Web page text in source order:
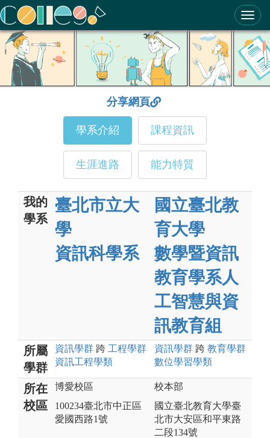
ColleGo! 大學選才與高中育才輔助系統
分享網頁
學系介紹 課程資訊
生涯進路 能力特質
我的
學系
臺北市立大
學
資訊科學系
國立臺北教
育大學
數學暨資訊
教育學系人
工智慧與資
訊教育組
所屬
學群
資訊學群 跨 工程學群
資訊工程學類
資訊學群 跨 教育學群
數位學習學類
所在
校區
博愛校區
100234臺北市中正區
愛國西路1號
校本部
國立臺北教育大學臺
北市大安區和平東路
二段134號